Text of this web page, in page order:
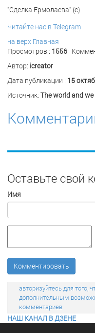
"Сделка Ермолаева" (с)
Читайте нас в Telegram
на верх Главная
Просмотров : 1556
Автор: icreator
Дата публикации : 15
Источник: The world and we
Оставьте свой
Имя
Комментировать
авторизуйтесь для того,
дополнительным
комментариев
НАШ КАНАЛ В ДЗЕНЕ